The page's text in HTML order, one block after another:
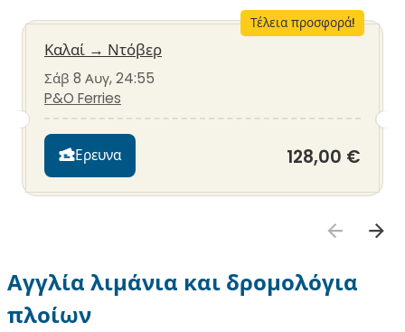
Τέλεια προσφορά!
Καλαί → Ντόβερ
Σάβ 8 Αυγ, 24:55
P&O Ferries
Ερευνα 128,00 €
Αγγλία λιμάνια και δρομολόγια
πλοίων